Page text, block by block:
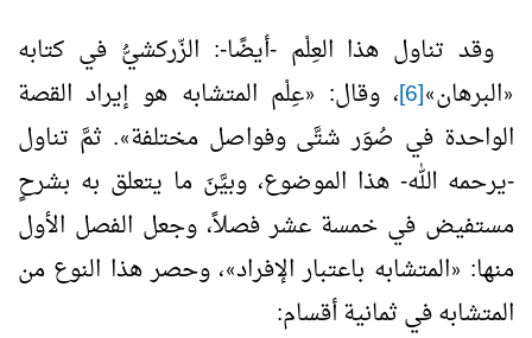
وقد تناول هذا العِلْم -أيضًا-: الزّركشيُّ في كتابه
«البرهان»
[6] ، وقال: «عِلْم المتشابه هو إيراد القصة
الواحدة في صُوَر شتَّى وفواصل مختلفة». ثمَّ تناول
-يرحمه الله- هذا الموضوع، وبيَّنَ ما يتعلق به بشرحٍ
مستفيض في خمسة عشر فصلاً، وجعل الفصل الأول
منها: «المتشابه باعتبار الإفراد»، وحصر هذا النوع من
المتشابه في ثمانية أقسام: